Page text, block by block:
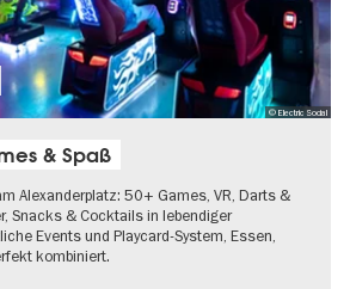
© Electric Social
& Spaß
Alexanderplatz: 50+ Games, VR, Darts &
Snacks & Cocktails in lebendiger
Events und Playcard-System, Essen,
kombiniert.